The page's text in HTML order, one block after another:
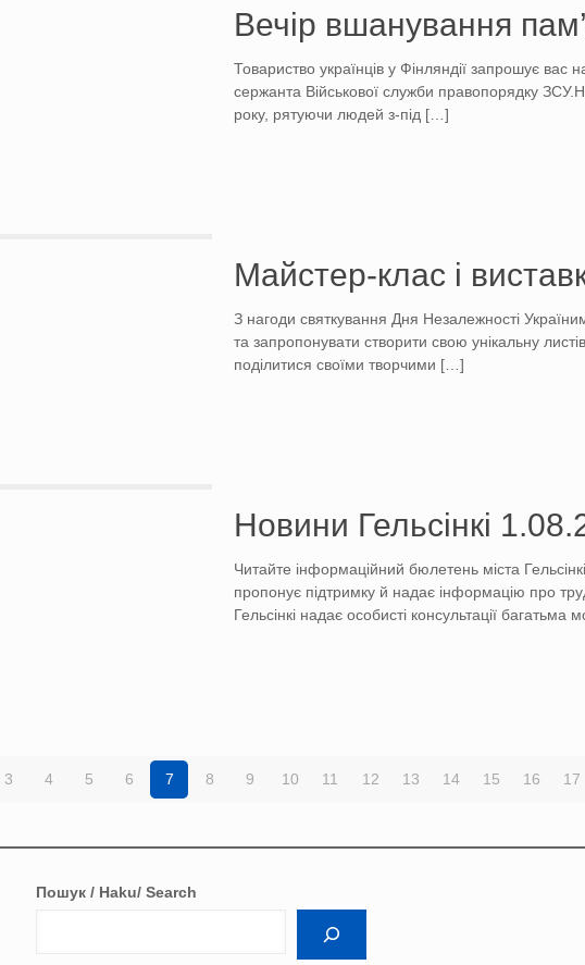
Вечір вшанування
Товариство українців у Фінляндії запрошує вас
сержанта Військової служби правопорядку
року, рятуючи людей з-під […]
Майстер-клас і
З нагоди святкування Дня Незалежності
та запропонувати створити свою унікальну
поділитися своїми творчими […]
Новини Гельсінкі
Читайте інформаційний бюлетень міста
пропонує підтримку й надає інформацію про
Гельсінкі надає особисті консультації
3 4 5 6 7 8 9 10 11 12 13 14 15 16 17
Пошук / Haku/ Search